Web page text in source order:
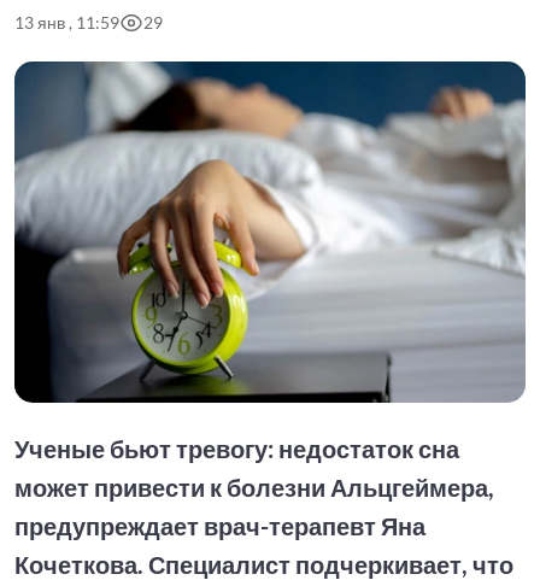
13 янв , 11:59 29
Ученые бьют тревогу: недостаток сна
может привести к болезни Альцгеймера,
предупреждает врач-терапевт Яна
Кочеткова. Специалист подчеркивает, что